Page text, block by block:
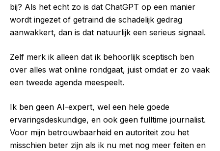
bij? Als het echt zo is dat ChatGPT op een manier
wordt ingezet of getraind die schadelijk gedrag
aanwakkert, dan is dat natuurlijk een serieus signaal.
Zelf merk ik alleen dat ik behoorlijk sceptisch ben
over alles wat online rondgaat, juist omdat er zo vaak
een tweede agenda meespeelt.
Ik ben geen AI-expert, wel een hele goede
ervaringsdeskundige, en ook geen fulltime journalist.
Voor mijn betrouwbaarheid en autoriteit zou het
misschien beter zijn als ik nu met nog meer feiten en